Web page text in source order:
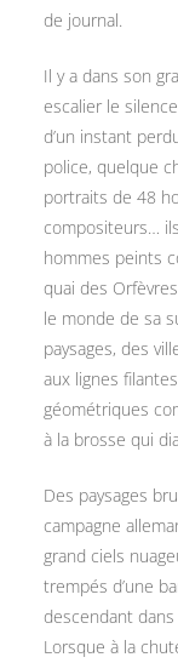
de journal.
Il y a dans son
escalier le
d’un instant
police, quelque
portraits de 48
compositeurs…
hommes peints
quai des
le monde de sa
paysages, des
aux lignes
géométriques
à la brosse qui
Des paysages
campagne
grand ciels
trempés d’une
descendant
Lorsque à la